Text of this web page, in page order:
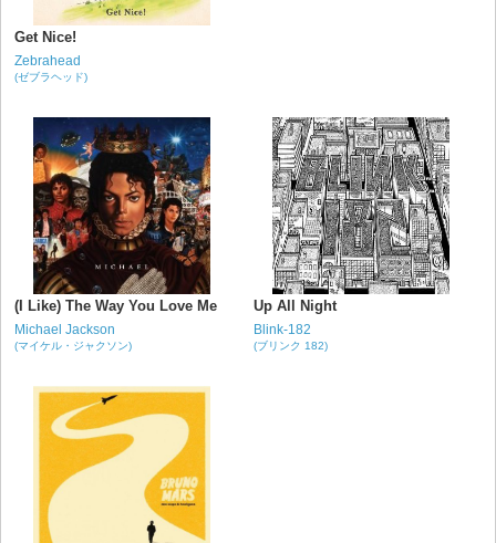
Get Nice!
Zebrahead
(ゼブラヘッド)
(I Like) The Way You Love Me
Michael Jackson
(マイケル・ジャクソン)
Up All Night
Blink-182
(ブリンク 182)